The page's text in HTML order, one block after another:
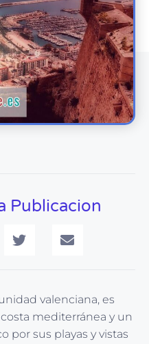
Publicacion
valenciana, es
mediterránea y un
por sus playas y vistas